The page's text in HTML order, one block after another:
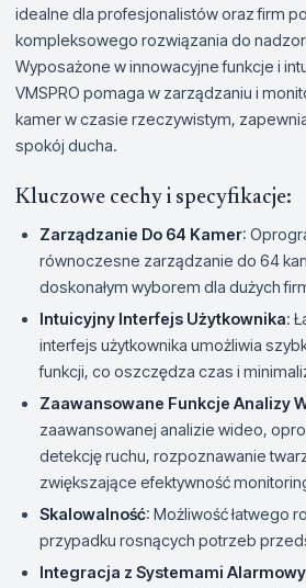
idealne dla profesjonalistów oraz firm
kompleksowego rozwiązania do
Wyposażone w innowacyjne funkcje i
VMSPRO pomaga w zarządzaniu i
kamer w czasie rzeczywistym,
spokój ducha.
Kluczowe cechy i specyfikacje:
Zarządzanie Do 64 Kamer:
równoczesne zarządzanie do 64
doskonałym wyborem dla dużych
Intuicyjny Interfejs Użytkownika:
interfejs użytkownika umożliwia
funkcji, co oszczędza czas i
Zaawansowane Funkcje Analizy
zaawansowanej analizie wideo,
detekcję ruchu, rozpoznawanie
zwiększające efektywność
Skalowalność: Możliwość łatwego
przypadku rosnących potrzeb
Integracja z Systemami